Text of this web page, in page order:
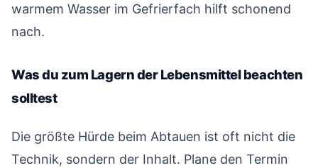
warmem Wasser im Gefrierfach hilft schonend
nach.
Was du zum Lagern der Lebensmittel beachten
solltest
Die größte Hürde beim Abtauen ist oft nicht die
Technik, sondern der Inhalt. Plane den Termin